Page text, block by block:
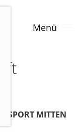
Menü
- SPORT MITTEN